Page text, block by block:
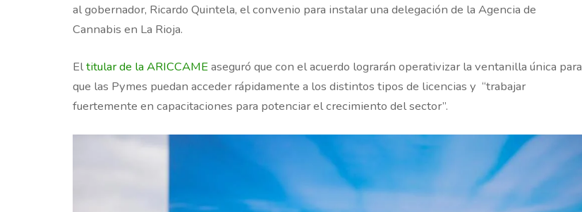
al gobernador, Ricardo Quintela, el convenio para instalar una delegación de la Agencia de
Cannabis en La Rioja.
Eltitular de la ARICCAMEaseguró que con el acuerdo lograrán operativizar la ventanilla única para
que las Pymes puedan acceder rápidamente a los distintos tipos de licencias y “trabajar
fuertemente en capacitaciones para potenciar el crecimiento del sector”.